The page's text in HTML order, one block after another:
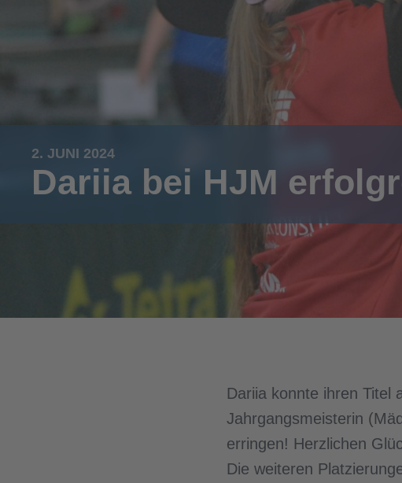
2. JUNI 2024
Dariia bei HJM
Dariia konnte ihren Titel
Jahrgangsmeisterin
erringen! Herzlichen
Die weiteren